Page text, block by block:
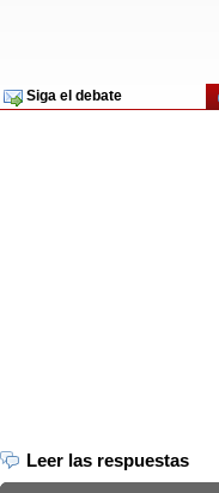
Siga el debate
Leer las respuestas